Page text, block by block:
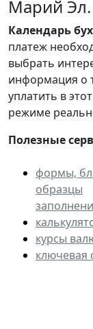
Марий Эл.
Календарь
платеж
выбрать
информация о
уплатить в
режиме
Полезные
формы,
образцы
курсы
ключевая